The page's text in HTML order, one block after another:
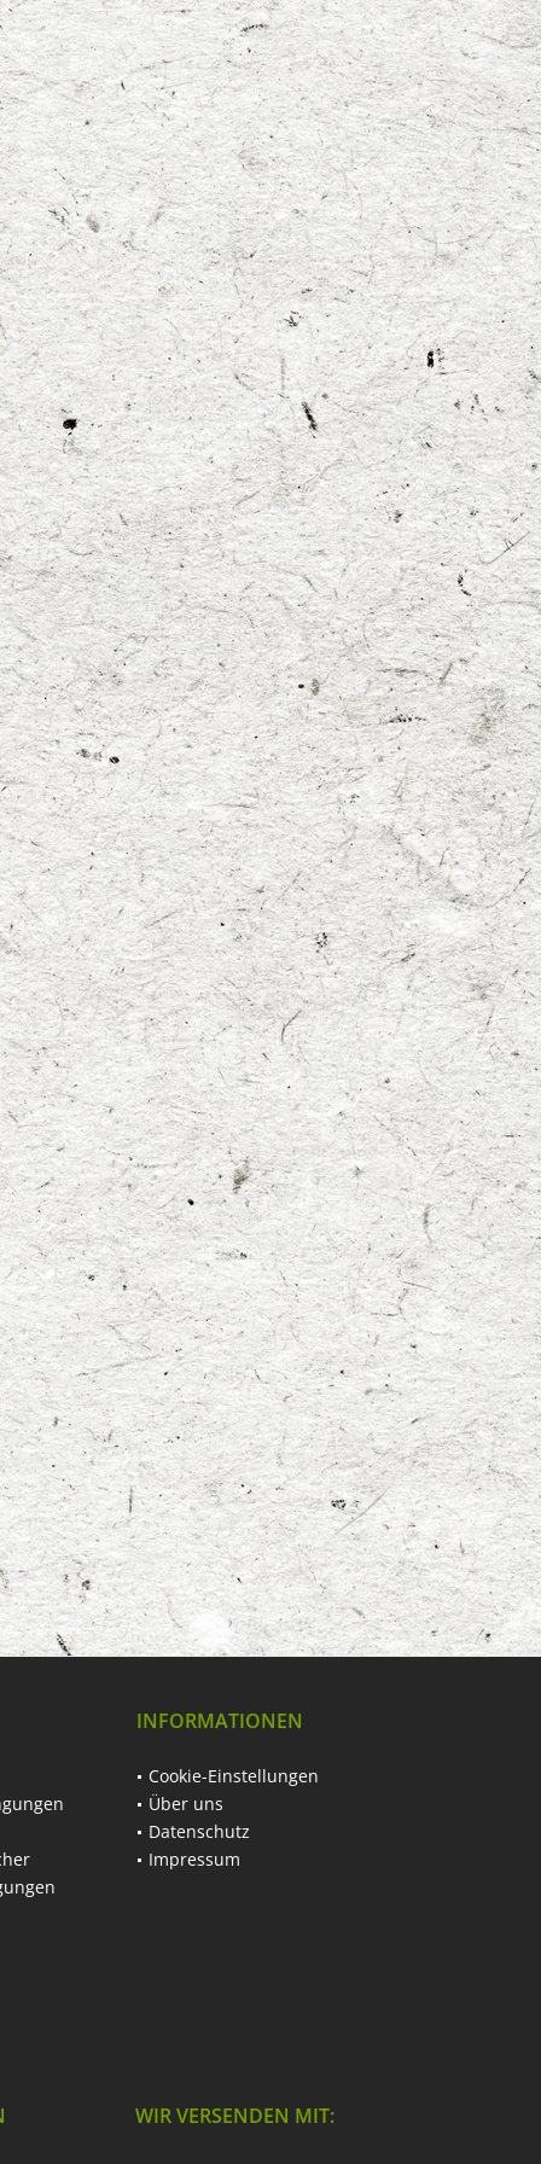
INFORMATIONEN
Cookie-Einstellungen
Über uns
Datenschutz
Impressum
WIR VERSENDEN MIT: